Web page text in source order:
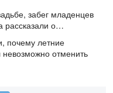
забег младенцев
о
почему летние
отменить